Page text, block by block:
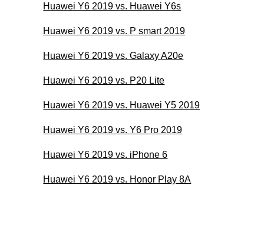
Huawei Y6 2019 vs. Huawei Y6s
Huawei Y6 2019 vs. P smart 2019
Huawei Y6 2019 vs. Galaxy A20e
Huawei Y6 2019 vs. P20 Lite
Huawei Y6 2019 vs. Huawei Y5 2019
Huawei Y6 2019 vs. Y6 Pro 2019
Huawei Y6 2019 vs. iPhone 6
Huawei Y6 2019 vs. Honor Play 8A